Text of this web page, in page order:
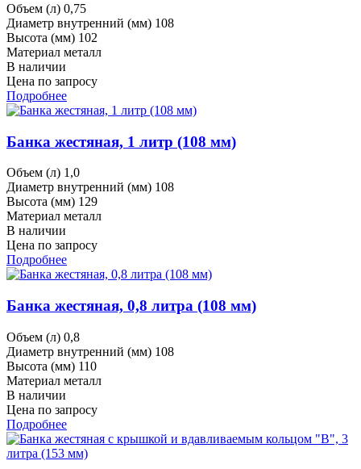
Объем (л) 0,75
Диаметр внутренний (мм) 108
Высота (мм) 102
Материал металл
В наличии
Цена по запросу
Подробнее
Банка жестяная, 1 литр (108 мм)
Объем (л) 1,0
Диаметр внутренний (мм) 108
Высота (мм) 129
Материал металл
В наличии
Цена по запросу
Подробнее
Банка жестяная, 0,8 литра (108 мм)
Объем (л) 0,8
Диаметр внутренний (мм) 108
Высота (мм) 110
Материал металл
В наличии
Цена по запросу
Подробнее